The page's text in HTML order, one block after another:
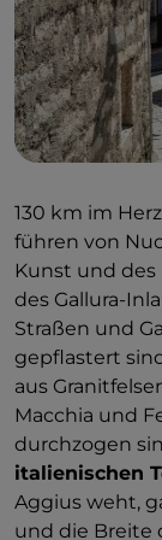
Costituzione,
auch die
verdanken ist
verlassen,
Abstecher
machen, wo
Werke von
130 km im
führen von
Kunst und des
des Gallura-
Straßen und
gepflastert
aus
Macchia und
durchzogen
italienischen
Aggius weht,
und die Breite